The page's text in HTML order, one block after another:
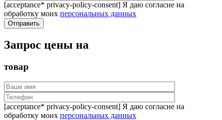
[acceptance* privacy-policy-consent] Я даю согласие на
обработку моих персональных данных
Запрос цены на
товар
[acceptance* privacy-policy-consent] Я даю согласие на
обработку моих персональных данных